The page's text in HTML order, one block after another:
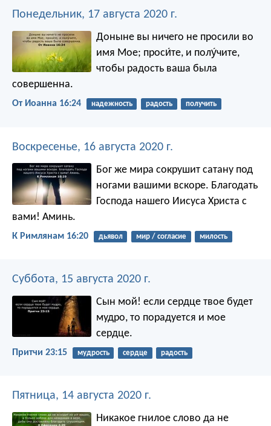
Понедельник, 17 августа 2020 г.
Доныне вы ничего не просили во
имя Мое; проси́те, и полу́чите,
чтобы радость ваша была
совершенна.
От Иоанна 16:24 надежность радость получить
Воскресенье, 16 августа 2020 г.
Бог же мира сокрушит сатану под
ногами вашими вскоре. Благодать
Господа нашего Иисуса Христа с
вами! Аминь.
К Римлянам 16:20 дьявол мир / согласие милость
Суббота, 15 августа 2020 г.
Сын мой! если сердце твое будет
мудро, то порадуется и мое
сердце.
Притчи 23:15 мудрость сердце радость
Пятница, 14 августа 2020 г.
Никакое гнилое слово да не